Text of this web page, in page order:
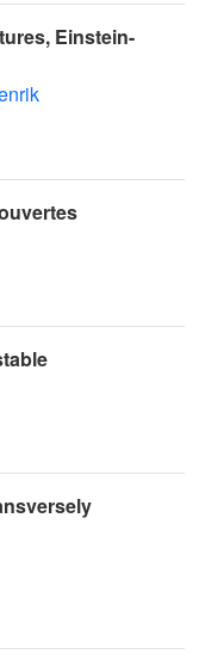
Einstein-